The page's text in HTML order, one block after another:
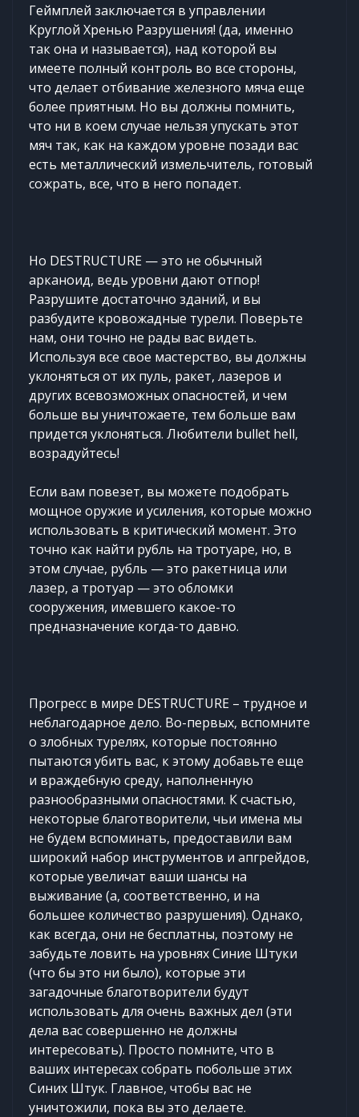
Геймплей заключается в управлении
Круглой Хренью Разрушения! (да, именно
так она и называется), над которой вы
имеете полный контроль во все стороны,
что делает отбивание железного мяча еще
более приятным. Но вы должны помнить,
что ни в коем случае нельзя упускать этот
мяч так, как на каждом уровне позади вас
есть металлический измельчитель, готовый
сожрать, все, что в него попадет.
Но DESTRUCTURE — это не обычный
арканоид, ведь уровни дают отпор!
Разрушите достаточно зданий, и вы
разбудите кровожадные турели. Поверьте
нам, они точно не рады вас видеть.
Используя все свое мастерство, вы должны
уклоняться от их пуль, ракет, лазеров и
других всевозможных опасностей, и чем
больше вы уничтожаете, тем больше вам
придется уклоняться. Любители bullet hell,
возрадуйтесь!
Если вам повезет, вы можете подобрать
мощное оружие и усиления, которые можно
использовать в критический момент. Это
точно как найти рубль на тротуаре, но, в
этом случае, рубль — это ракетница или
лазер, а тротуар — это обломки
сооружения, имевшего какое-то
предназначение когда-то давно.
Прогресс в мире DESTRUCTURE – трудное и
неблагодарное дело. Во-первых, вспомните
о злобных турелях, которые постоянно
пытаются убить вас, к этому добавьте еще
и враждебную среду, наполненную
разнообразными опасностями. К счастью,
некоторые благотворители, чьи имена мы
не будем вспоминать, предоставили вам
широкий набор инструментов и апгрейдов,
которые увеличат ваши шансы на
выживание (а, соответственно, и на
большее количество разрушения). Однако,
как всегда, они не бесплатны, поэтому не
забудьте ловить на уровнях Синие Штуки
(что бы это ни было), которые эти
загадочные благотворители будут
использовать для очень важных дел (эти
дела вас совершенно не должны
интересовать). Просто помните, что в
ваших интересах собрать побольше этих
Синих Штук. Главное, чтобы вас не
уничтожили, пока вы это делаете.